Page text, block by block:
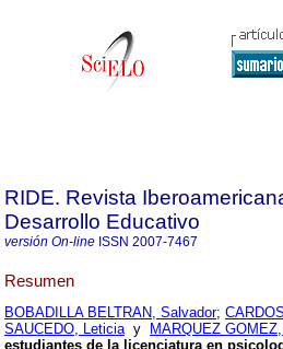
RIDE. Revista
Desarrollo Educativo
versión On-line ISSN 2007-7467
Resumen
BOBADILLA BELTRAN, Salvador;
SAUCEDO, Leticiay MARQUEZ
estudiantes de la licenciatura en